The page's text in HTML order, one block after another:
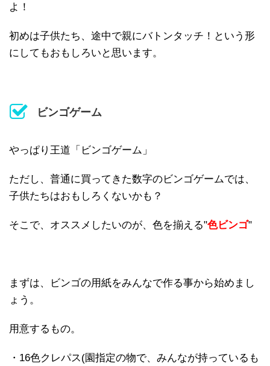
よ！
初めは子供たち、途中で親にバトンタッチ！という形
にしてもおもしろいと思います。
ビンゴゲーム
やっぱり王道「ビンゴゲーム」
ただし、普通に買ってきた数字のビンゴゲームでは、
子供たちはおもしろくないかも？
そこで、オススメしたいのが、色を揃える"色ビンゴ"
まずは、ビンゴの用紙をみんなで作る事から始めまし
ょう。
用意するもの。
・16色クレパス(園指定の物で、みんなが持っているも